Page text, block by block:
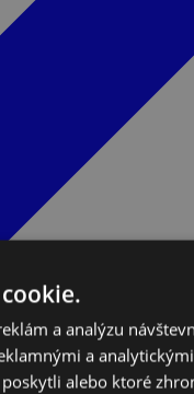
a analýzu
a
alebo ktoré